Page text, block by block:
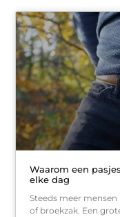
Waarom een
elke dag
Steeds meer
of broekzak. Een